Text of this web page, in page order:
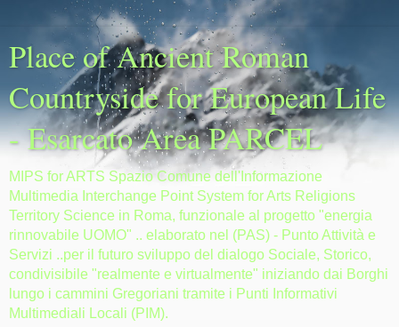
Place of Ancient Roman
Countryside for European Life
- Esarcato Area PARCEL
MIPS for ARTS Spazio Comune dell'Informazione
Multimedia Interchange Point System for Arts Religions
Territory Science in Roma, funzionale al progetto "energia
rinnovabile UOMO" .. elaborato nel (PAS) - Punto Attività e
Servizi ..per il futuro sviluppo del dialogo Sociale, Storico,
condivisibile "realmente e virtualmente" iniziando dai Borghi
lungo i cammini Gregoriani tramite i Punti Informativi
Multimediali Locali (PIM).